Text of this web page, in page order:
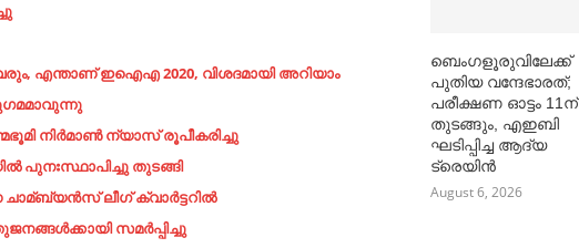
എന്താണ് ഇഐഎ 2020, വിശദമായി അറിയാം
നിർമാൺ ന്യാസ് രൂപീകരിച്ചു
പുനഃസ്ഥാപിച്ചു തുടങ്ങി
ലീഗ് ക്വാര്‍ട്ടറില്‍
സമർപ്പിച്ചു
ബെംഗളൂരുവിലേക്ക്
പുതിയ വന്ദേഭാരത്;
പരീക്ഷണ ഓട്ടം 11ന്
തുടങ്ങും, എഇബി
ഘടിപ്പിച്ച ആദ്യ
ട്രെയിന്‍
August 6, 2026